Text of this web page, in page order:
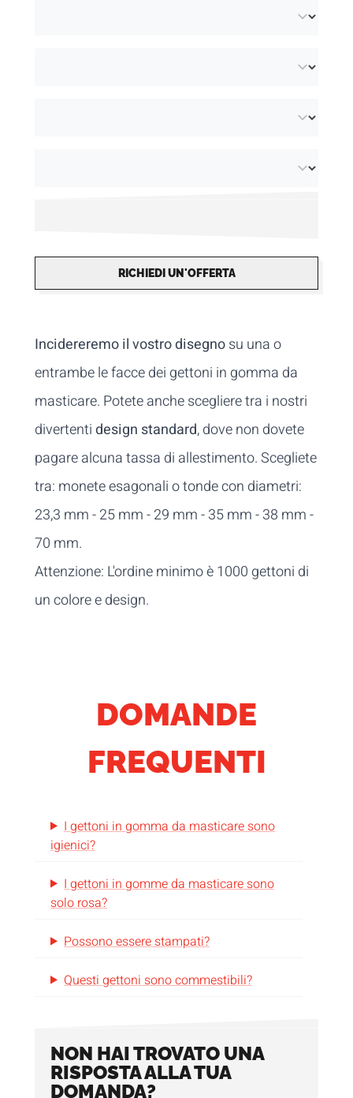
RICHIEDI UN'OFFERTA
Incidereremo il vostro disegnosu una o
entrambe le facce dei gettoni in gomma da
masticare. Potete anche scegliere tra i nostri
divertentidesign standard, dove non dovete
pagare alcuna tassa di allestimento. Scegliete
tra: monete esagonali o tonde con diametri:
23,3 mm - 25 mm - 29 mm - 35 mm - 38 mm -
70 mm.
Attenzione: L'ordine minimo è 1000 gettoni di
un colore e design.
DOMANDE
FREQUENTI
I gettoni in gomma da masticare sono
igienici?
I gettoni in gomme da masticare sono
solo rosa?
Possono essere stampati?
Questi gettoni sono commestibili?
NON HAI TROVATO UNA
RISPOSTA ALLA TUA
DOMANDA?